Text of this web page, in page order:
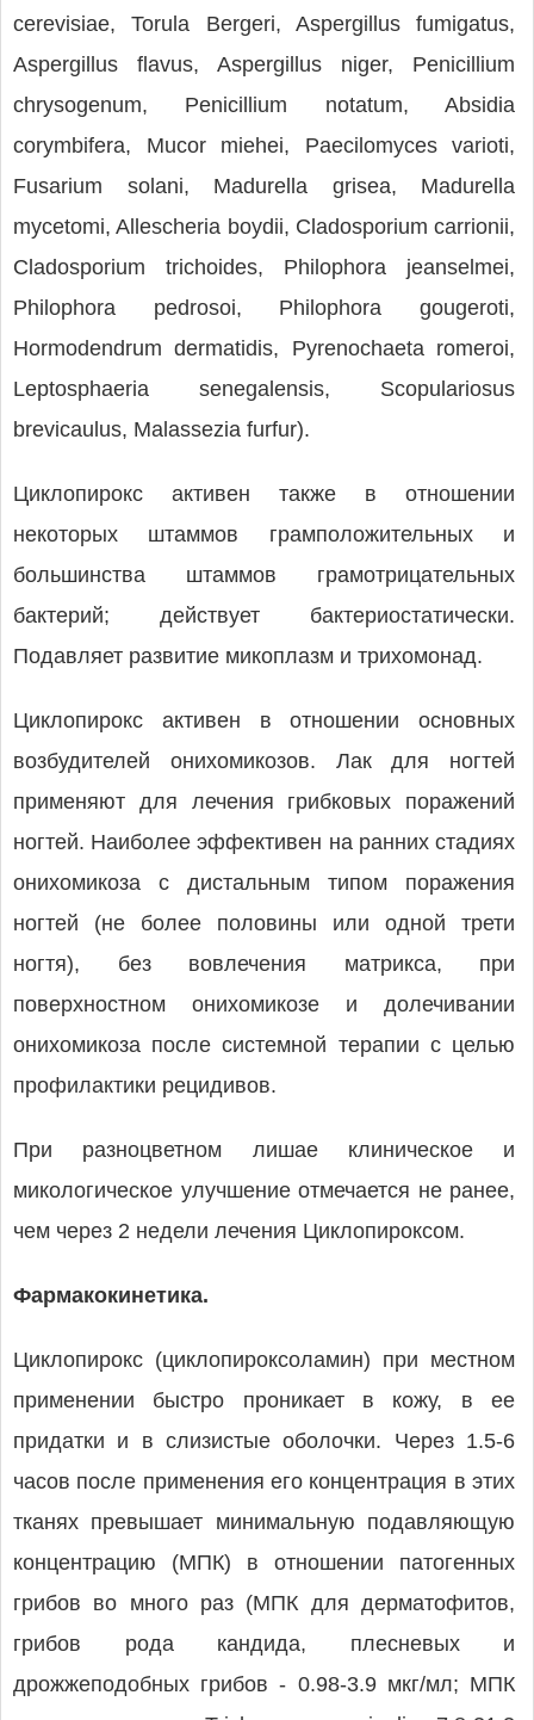
cerevisiae, Torula Bergeri, Aspergillus fumigatus,
Aspergillus flavus, Aspergillus niger, Penicillium
chrysogenum, Penicillium notatum, Absidia
corymbifera, Mucor miehei, Paecilomyces varioti,
Fusarium solani, Madurella grisea, Madurella
mycetomi, Allescheria boydii, Cladosporium carrionii,
Cladosporium trichoides, Philophora jeanselmei,
Philophora pedrosoi, Philophora gougeroti,
Hormodendrum dermatidis, Pyrenochaeta romeroi,
Leptosphaeria senegalensis, Scopulariosus
brevicaulus, Malassezia furfur).
Циклопирокс активен также в отношении
некоторых штаммов грамположительных и
большинства штаммов грамотрицательных
бактерий; действует бактериостатически.
Подавляет развитие микоплазм и трихомонад.
Циклопирокс активен в отношении основных
возбудителей онихомикозов. Лак для ногтей
применяют для лечения грибковых поражений
ногтей. Наиболее эффективен на ранних стадиях
онихомикоза с дистальным типом поражения
ногтей (не более половины или одной трети
ногтя), без вовлечения матрикса, при
поверхностном онихомикозе и долечивании
онихомикоза после системной терапии с целью
профилактики рецидивов.
При разноцветном лишае клиническое и
микологическое улучшение отмечается не ранее,
чем через 2 недели лечения Циклопироксом.
Фармакокинетика.
Циклопирокс (циклопироксоламин) при местном
применении быстро проникает в кожу, в ее
придатки и в слизистые оболочки. Через 1.5-6
часов после применения его концентрация в этих
тканях превышает минимальную подавляющую
концентрацию (МПК) в отношении патогенных
грибов во много раз (МПК для дерматофитов,
грибов рода кандида, плесневых и
дрожжеподобных грибов - 0.98-3.9 мкг/мл; МПК